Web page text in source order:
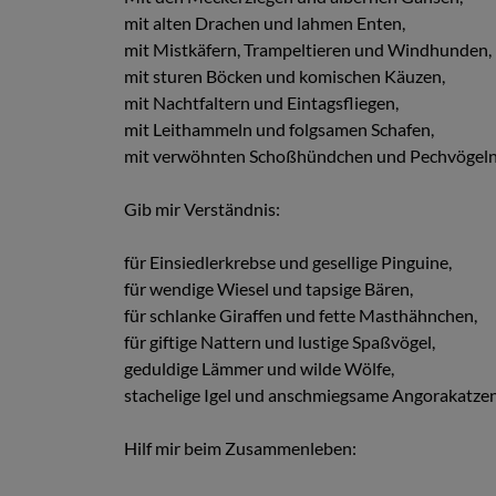
mit alten Drachen und lahmen Enten,
mit Mistkäfern, Trampeltieren und Windhunden,
mit sturen Böcken und komischen Käuzen,
mit Nachtfaltern und Eintagsfliegen,
mit Leithammeln und folgsamen Schafen,
mit verwöhnten Schoßhündchen und
Gib mir Verständnis:
für Einsiedlerkrebse und gesellige Pinguine,
für wendige Wiesel und tapsige Bären,
für schlanke Giraffen und fette Masthähnchen,
für giftige Nattern und lustige Spaßvögel,
geduldige Lämmer und wilde Wölfe,
stachelige Igel und anschmiegsame
Hilf mir beim Zusammenleben: